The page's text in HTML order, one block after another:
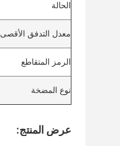
الحالة
معدل التدفق الأقصى
الرمز المتقاطع
نوع المضخة
عرض المنتج: